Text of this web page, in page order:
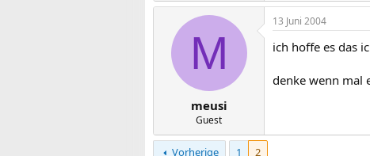
M
meusi
Guest
13 Juni 2004
ich hoffe es das
denke wenn mal
Vorherige 1 2